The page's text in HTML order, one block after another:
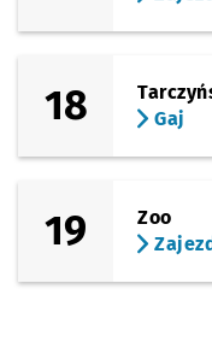
18
Gaj
19
Zoo